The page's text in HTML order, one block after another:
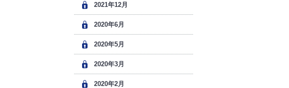
2021年12月
2020年6月
2020年5月
2020年3月
2020年2月